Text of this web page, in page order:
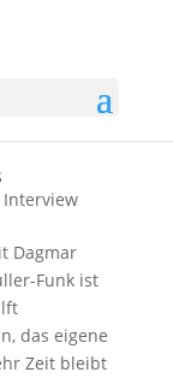
Interview
Dagmar
Funk ist
das eigene
Zeit bleibt